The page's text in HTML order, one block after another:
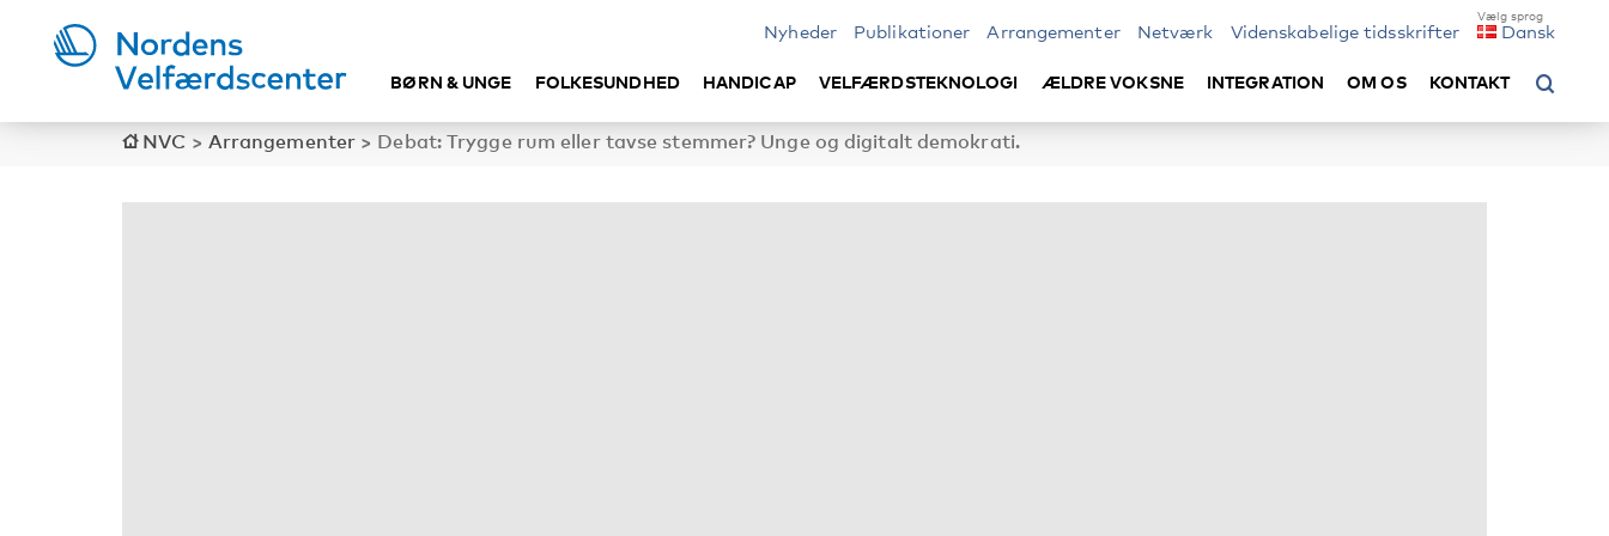
Nyheder Publikationer Arrangementer Netværk Videnskabelige tidsskrifter Dansk
BØRN & UNGE FOLKESUNDHED HANDICAP VELFÆRDSTEKNOLOGI ÆLDRE VOKSNE INTEGRATION OM OS KONTAKT
NVC > Arrangementer > Debat: Trygge rum eller tavse stemmer? Unge og digitalt demokrati.